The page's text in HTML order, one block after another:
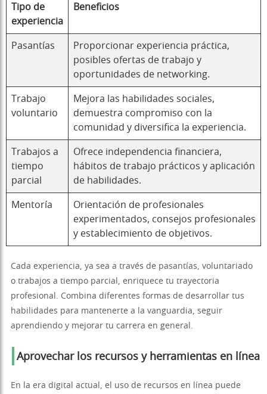
Tipo de
experiencia
Beneficios
Pasantías
Proporcionar experiencia práctica,
posibles ofertas de trabajo y
oportunidades de networking.
Trabajo
voluntario
Mejora las habilidades sociales,
demuestra compromiso con la
comunidad y diversifica la experiencia.
Trabajos a
tiempo
parcial
Ofrece independencia financiera,
hábitos de trabajo prácticos y aplicación
de habilidades.
Mentoría
Orientación de profesionales
experimentados, consejos profesionales
y establecimiento de objetivos.
Cada experiencia, ya sea a través de pasantías, voluntariado
o trabajos a tiempo parcial, enriquece tu trayectoria
profesional. Combina diferentes formas de desarrollar tus
habilidades para mantenerte a la vanguardia, seguir
aprendiendo y mejorar tu carrera en general.
Aprovechar los recursos y herramientas en línea
En la era digital actual, el uso de recursos en línea puede